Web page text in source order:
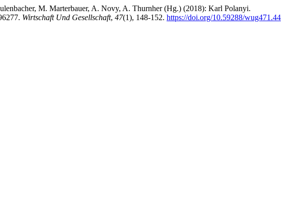
M. Marterbauer, A. Novy, A. Thurnher (Hg.) (2018): Karl Polanyi.
Wirtschaft Und Gesellschaft, 47(1), 148-152. https://doi.org/10.59288/wug471.44